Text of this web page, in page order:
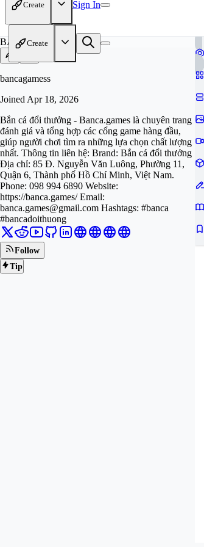
Create Sign In
Create
BA
bancagamess
Joined Apr 18, 2026
Bắn cá đổi thưởng - Banca.games là chuyên trang
đánh giá và tổng hợp các cổng game hàng đầu,
giúp người chơi tìm ra những lựa chọn chất lượng
nhất. Thông tin liên hệ: Brand: Bắn cá đổi thưởng
Địa chỉ: 85 Đ. Nguyễn Văn Luông, Phường 11,
Quận 6, Thành phố Hồ Chí Minh, Việt Nam.
Phone: 098 994 6890 Website:
https://banca.games/ Email:
banca.games@gmail.com Hashtags: #banca
#bancadoithuong
Follow
Tip